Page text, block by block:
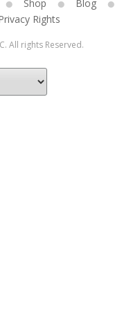
Shop
Blog
Rights
All rights Reserved.